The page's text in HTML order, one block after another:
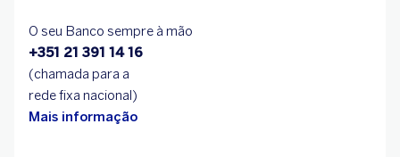
O seu Banco sempre à mão
+351 21 391 14 16
(chamada para a
rede fixa nacional)
Mais informação